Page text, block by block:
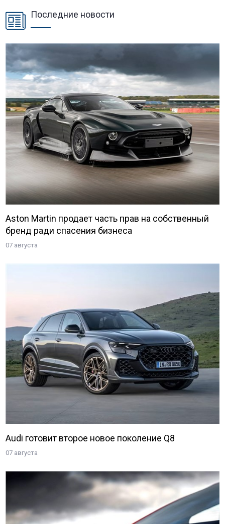
Последние новости
Aston Martin продает часть прав на собственный
бренд ради спасения бизнеса
07 августа
Audi готовит второе новое поколение Q8
07 августа